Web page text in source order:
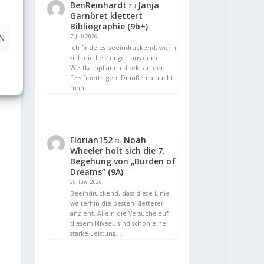
BenReinhardt zu Janja
Garnbret klettert
Bibliographie (9b+)
7. Juli 2026
Ich finde es beeindruckend, wenn
sich die Leistungen aus dem
Wettkampf auch direkt an den
Fels übertragen. Draußen braucht
man…
Florian152 zu Noah
Wheeler holt sich die 7.
Begehung von „Burden of
Dreams“ (9A)
26. Juni 2026
Beeindruckend, dass diese Linie
weiterhin die besten Kletterer
anzieht. Allein die Versuche auf
diesem Niveau sind schon eine
starke Leistung.…